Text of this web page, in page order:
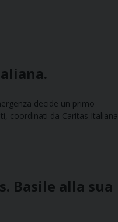
decide un primo
coordinati da Caritas
Basile alla sua